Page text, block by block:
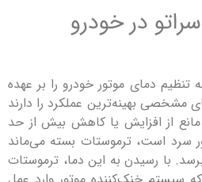
خودرو
موتور خودرو را بر عهده
عملکرد را دارند
یا کاهش بیش از حد
ترموستات بسته می‌ماند
به این دما، ترموستات